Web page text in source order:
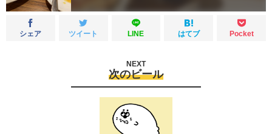
シェア ツイート LINE はてブ Pocket
次のビール
NEXT